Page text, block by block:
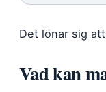
Det lönar sig
Vad kan